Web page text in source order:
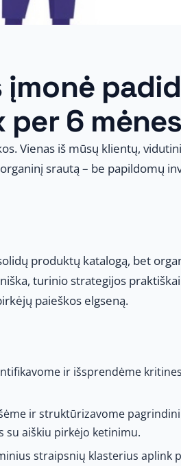
6
Vienas iš mūsų klientų,
srautą – be papildomų
produktų katalogą, bet
turinio strategijos
paieškos elgseną.
ir išsprendėme
ir struktūrizavome
su aiškiu pirkėjo ketinimu.
straipsnių klasterius aplink